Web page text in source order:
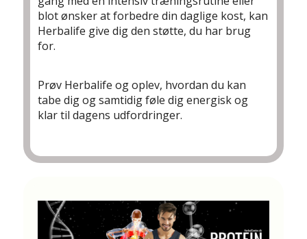
blot ønsker at forbedre din daglige kost, kan
Herbalife give dig den støtte, du har brug
for.
Prøv Herbalife og oplev, hvordan du kan
tabe dig og samtidig føle dig energisk og
klar til dagens udfordringer.